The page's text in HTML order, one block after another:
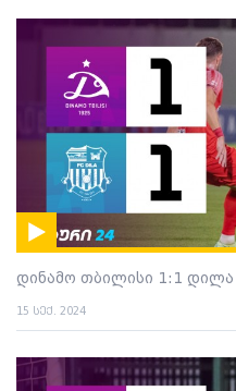
დინამო თბილისი 1:1 დილა
15 სექ. 2024